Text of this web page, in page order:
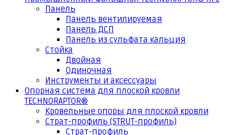
Панель
Панель вентилируемая
Панель ДСП
Панель из сульфата кальция
Стойка
Двойная
Одиночная
Инструменты и аксессуары
Опорная система для плоской кровли
TECHNORAPTOR®
Кровельные опоры для плоской кровли
Страт-профиль (STRUT-профиль)
Страт-профиль